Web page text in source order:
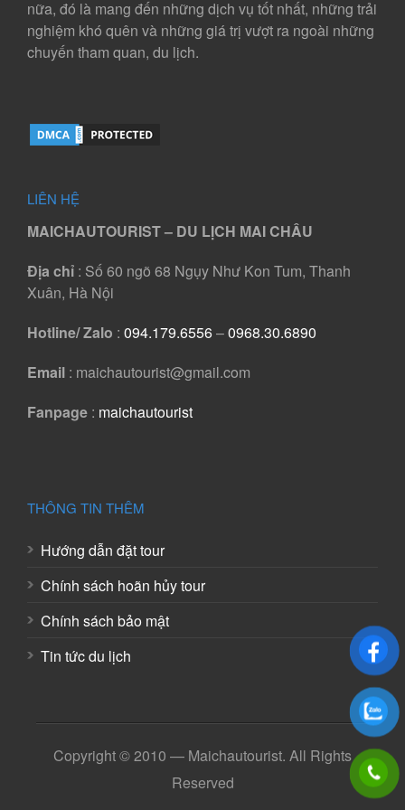
nữa, đó là mang đến những dịch vụ tốt nhất, những trải
nghiệm khó quên và những giá trị vượt ra ngoài những
chuyến tham quan, du lịch.
LIÊN HỆ
MAICHAUTOURIST – DU LỊCH MAI CHÂU
Địa chỉ : Số 60 ngõ 68 Ngụy Như Kon Tum, Thanh
Xuân, Hà Nội
Hotline/ Zalo : 094.179.6556–0968.30.6890
Email : maichautourist@gmail.com
Fanpage : maichautourist
THÔNG TIN THÊM
Hướng dẫn đặt tour
Chính sách hoãn hủy tour
Chính sách bảo mật
Tin tức du lịch
Copyright © 2010 — Maichautourist. All Rights
Reserved